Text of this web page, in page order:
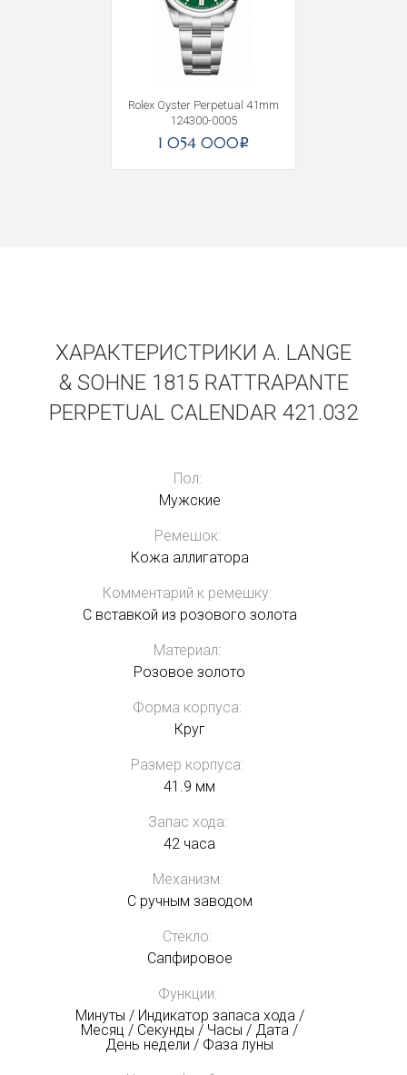
Rolex Oyster Perpetual 41mm
124300-0005
1 054 000i
ХАРАКТЕРИСТРИКИ A. LANGE
& SOHNE 1815 RATTRAPANTE
PERPETUAL CALENDAR 421.032
Пол:
Мужские
Ремешок:
Кожа аллигатора
Комментарий к ремешку:
С вставкой из розового золота
Материал:
Розовое золото
Форма корпуса:
Круг
Размер корпуса:
41.9 мм
Запас хода:
42 часа
Механизм:
С ручным заводом
Стекло:
Сапфировое
Функции:
Минуты / Индикатор запаса хода /
Месяц / Секунды / Часы / Дата /
День недели / Фаза луны